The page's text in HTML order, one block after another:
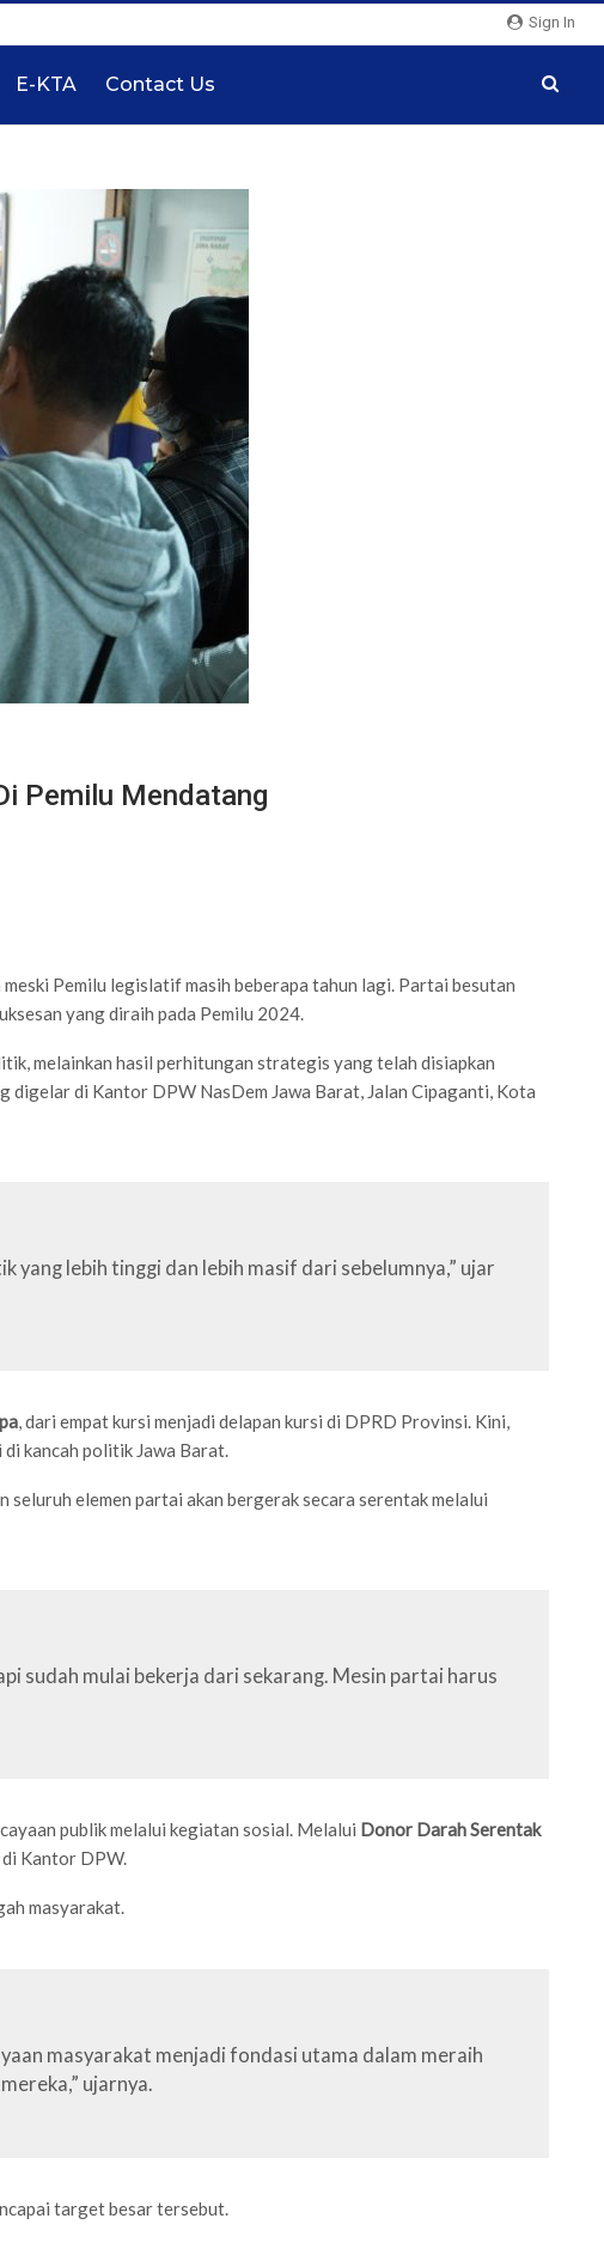
Sign In
E-KTA Contact Us
Pemilu Mendatang
Pemilu legislatif masih beberapa tahun lagi. Partai besutan
yang diraih pada Pemilu 2024.
melainkan hasil perhitungan strategis yang telah disiapkan
digelar di Kantor DPW NasDem Jawa Barat, Jalan Cipaganti, Kota
yang lebih tinggi dan lebih masif dari sebelumnya,” ujar
, dari empat kursi menjadi delapan kursi di DPRD Provinsi. Kini,
kancah politik Jawa Barat.
elemen partai akan bergerak secara serentak melalui
sudah mulai bekerja dari sekarang. Mesin partai harus
publik melalui kegiatan sosial. Melalui Donor Darah Serentak
di Kantor DPW.
masyarakat.
masyarakat menjadi fondasi utama dalam meraih
ujarnya.
target besar tersebut.